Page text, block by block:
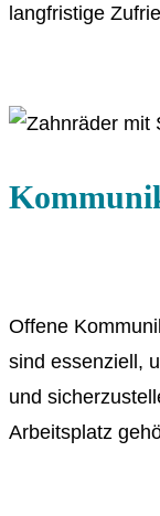
langfristige
Offene
sind essenziell,
und
Arbeitsplatz